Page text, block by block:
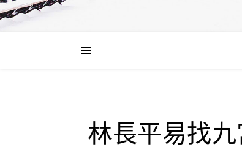
林長平易找